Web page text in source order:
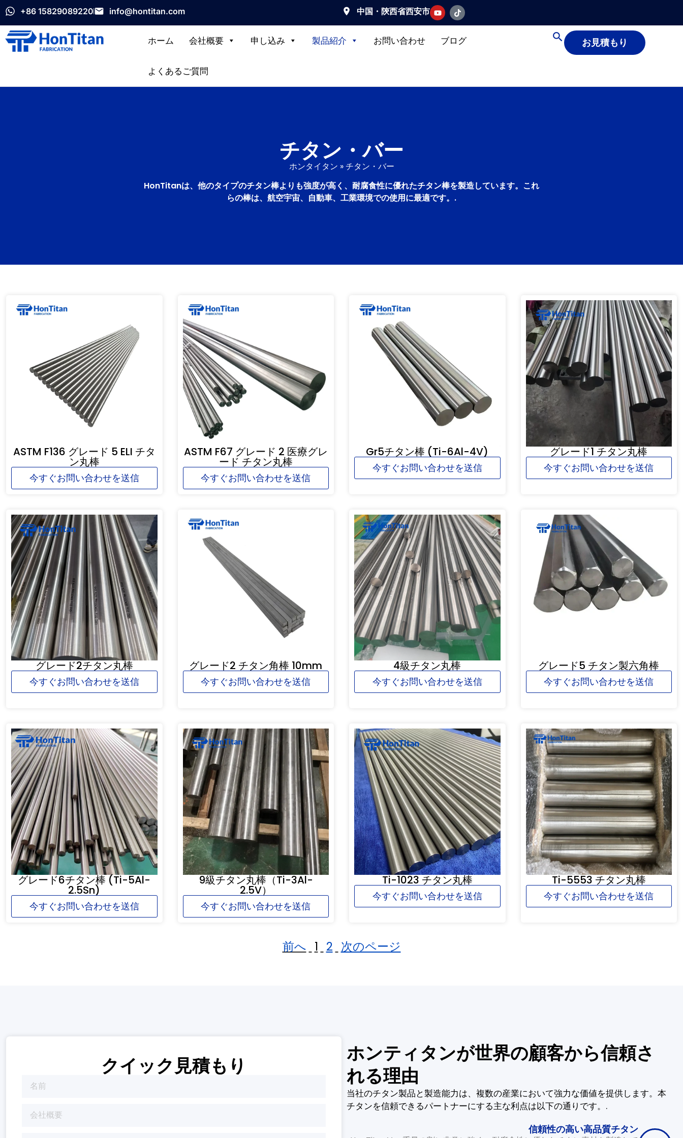
+86 15829089220 info@hontitan.com 中国・陝西省西安市
ホーム 会社概要 申し込み 製品紹介 お問い合わせ ブログ
よくあるご質問
お見積もり
チタン・バー
ホンタイタン »チタン・バー
HonTitanは、他のタイプのチタン棒よりも強度が高く、耐腐食性に優れたチタン棒を製造しています。これ
らの棒は、航空宇宙、自動車、工業環境での使用に最適です。.
ASTM F136 グレード 5 ELI チタ
ン丸棒
今すぐお問い合わせを送信
ASTM F67 グレード 2 医療グレ
ード チタン丸棒
今すぐお問い合わせを送信
Gr5チタン棒 (Ti-6Al-4V)
今すぐお問い合わせを送信
グレード1 チタン丸棒
今すぐお問い合わせを送信
グレード2チタン丸棒
今すぐお問い合わせを送信
グレード2 チタン角棒 10mm
今すぐお問い合わせを送信
4級チタン丸棒
今すぐお問い合わせを送信
グレード5 チタン製六角棒
今すぐお問い合わせを送信
グレード6チタン棒 (Ti-5Al-
2.5Sn)
今すぐお問い合わせを送信
9級チタン丸棒（Ti-3Al-
2.5V）
今すぐお問い合わせを送信
Ti-1023 チタン丸棒
今すぐお問い合わせを送信
Ti-5553 チタン丸棒
今すぐお問い合わせを送信
前へ 1 2 次のページ
クイック見積もり
ホンティタンが世界の顧客から信頼さ
れる理由
当社のチタン製品と製造能力は、複数の産業において強力な価値を提供します。本
チタンを信頼できるパートナーにする主な利点は以下の通りです。.
信頼性の高い高品質チタン